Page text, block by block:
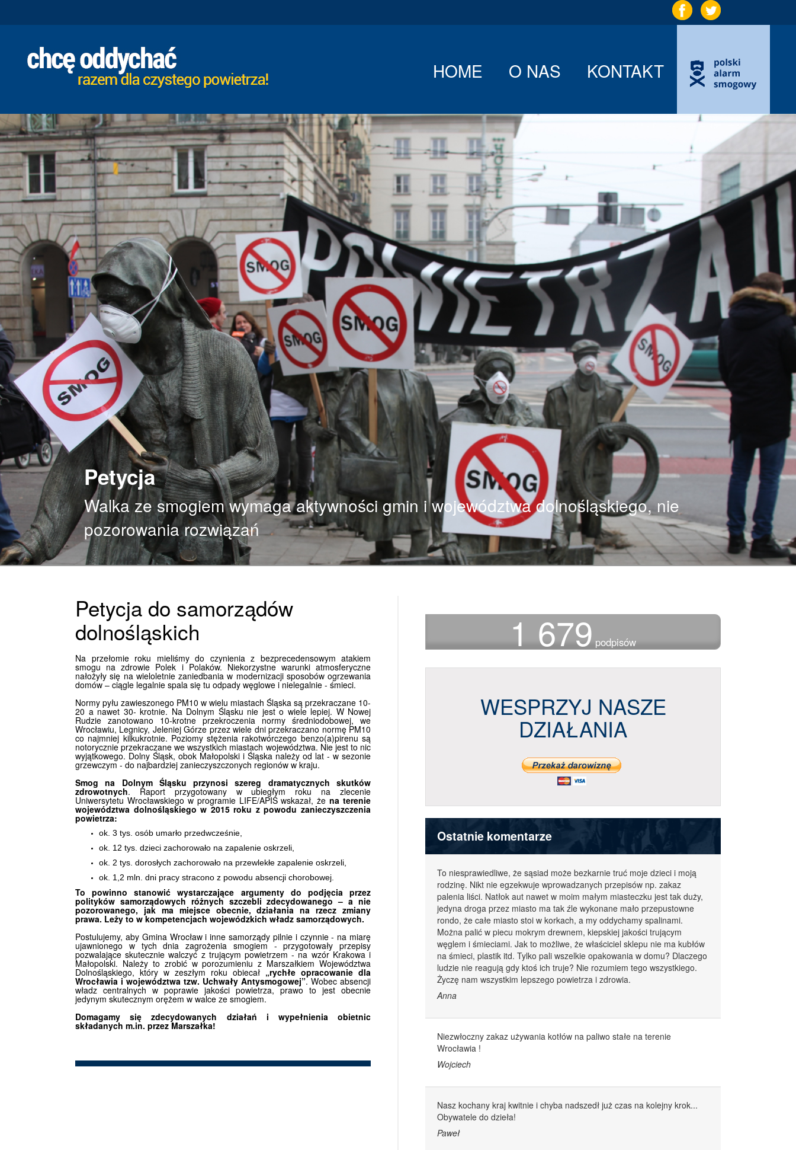
HOME O NAS KONTAKT
Petycja
Walka ze smogiem wymaga aktywności gmin i województwa dolnośląskiego, nie
pozorowania rozwiązań
Petycja do samorządów
dolnośląskich
Na przełomie roku mieliśmy do czynienia z bezprecedensowym atakiem
smogu na zdrowie Polek i Polaków. Niekorzystne warunki atmosferyczne
nałożyły się na wieloletnie zaniedbania w modernizacji sposobów ogrzewania
domów – ciągle legalnie spala się tu odpady węglowe i nielegalnie - śmieci.
Normy pyłu zawieszonego PM10 w wielu miastach Śląska są przekraczane 10-
20 a nawet 30- krotnie. Na Dolnym Śląsku nie jest o wiele lepiej. W Nowej
Rudzie zanotowano 10-krotne przekroczenia normy średniodobowej, we
Wrocławiu, Legnicy, Jeleniej Górze przez wiele dni przekraczano normę PM10
co najmniej kilkukrotnie. Poziomy stężenia rakotwórczego benzo(a)pirenu są
notorycznie przekraczane we wszystkich miastach województwa. Nie jest to nic
wyjątkowego. Dolny Śląsk, obok Małopolski i Śląska należy od lat - w sezonie
grzewczym - do najbardziej zanieczyszczonych regionów w kraju.
Smog na Dolnym Śląsku przynosi szereg dramatycznych skutków
zdrowotnych. Raport przygotowany w ubiegłym roku na zlecenie
Uniwersytetu Wrocławskiego w programie LIFE/APIS wskazał, żena terenie
województwa dolnośląskiego w 2015 roku z powodu zanieczyszczenia
powietrza:
ok. 3 tys. osób umarło przedwcześnie,
ok. 12 tys. dzieci zachorowało na zapalenie oskrzeli,
ok. 2 tys. dorosłych zachorowało na przewlekłe zapalenie oskrzeli,
ok. 1,2 mln. dni pracy stracono z powodu absencji chorobowej.
To powinno stanowić wystarczające argumenty do podjęcia przez
polityków samorządowych różnych szczebli zdecydowanego – a nie
pozorowanego, jak ma miejsce obecnie, działania na rzecz zmiany
prawa. Leży to w kompetencjach wojewódzkich władz samorządowych.
Postulujemy, aby Gmina Wrocław i inne samorządy pilnie i czynnie - na miarę
ujawnionego w tych dnia zagrożenia smogiem - przygotowały przepisy
pozwalające skutecznie walczyć z trującym powietrzem - na wzór Krakowa i
Małopolski. Należy to zrobić w porozumieniu z Marszałkiem Województwa
Dolnośląskiego, który w zeszłym roku obiecał „rychłe opracowanie dla
Wrocławia i województwa tzw. Uchwały Antysmogowej”. Wobec absencji
władz centralnych w poprawie jakości powietrza, prawo to jest obecnie
jedynym skutecznym orężem w walce ze smogiem.
Domagamy się zdecydowanych działań i wypełnienia obietnic
składanych m.in. przez Marszałka!
1 679 podpisów
WESPRZYJ NASZE
DZIAŁANIA
Ostatnie komentarze
To niesprawiedliwe, że sąsiad może bezkarnie truć moje dzieci i moją
rodzinę. Nikt nie egzekwuje wprowadzanych przepisów np. zakaz
palenia liści. Natłok aut nawet w moim małym miasteczku jest tak duży,
jedyna droga przez miasto ma tak źle wykonane mało przepustowne
rondo, że całe miasto stoi w korkach, a my oddychamy spalinami.
Można palić w piecu mokrym drewnem, kiepskiej jakości trującym
węglem i śmieciami. Jak to możliwe, że właściciel sklepu nie ma kubłów
na śmieci, plastik itd. Tylko pali wszelkie opakowania w domu? Dlaczego
ludzie nie reagują gdy ktoś ich truje? Nie rozumiem tego wszystkiego.
Życzę nam wszystkim lepszego powietrza i zdrowia.
Anna
Niezwłoczny zakaz używania kotłów na paliwo stałe na terenie
Wrocławia !
Wojciech
Nasz kochany kraj kwitnie i chyba nadszedł już czas na kolejny krok...
Obywatele do dzieła!
Paweł